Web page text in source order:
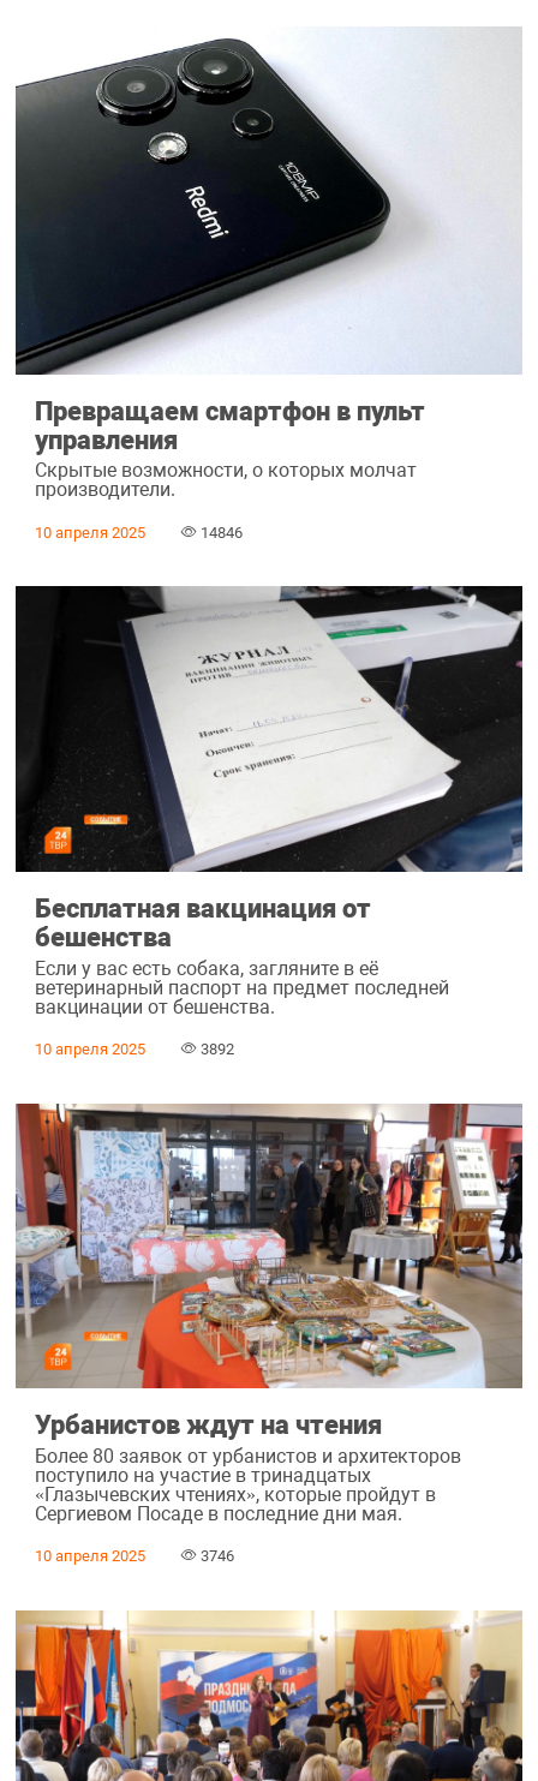
Превращаем смартфон в пульт
управления
Скрытые возможности, о которых молчат
производители.
10 апреля 2025 14846
Бесплатная вакцинация от
бешенства
Если у вас есть собака, загляните в её
ветеринарный паспорт на предмет последней
вакцинации от бешенства.
10 апреля 2025 3892
Урбанистов ждут на чтения
Более 80 заявок от урбанистов и архитекторов
поступило на участие в тринадцатых
«Глазычевских чтениях», которые пройдут в
Сергиевом Посаде в последние дни мая.
10 апреля 2025 3746